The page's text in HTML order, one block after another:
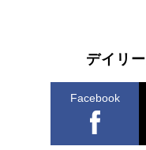
デイリ
Facebook